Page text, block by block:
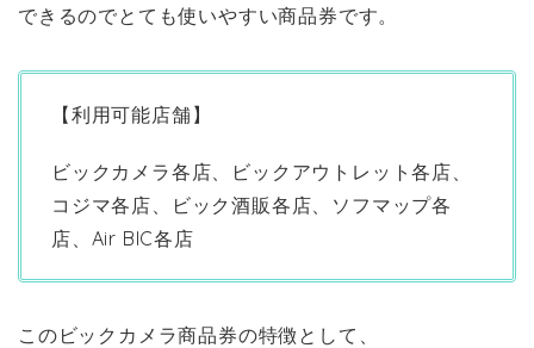
できるのでとても使いやすい商品券です。
【利用可能店舗】
ビックカメラ各店、ビックアウトレット各店、
コジマ各店、ビック酒販各店、ソフマップ各
店、Air BIC各店
このビックカメラ商品券の特徴として、